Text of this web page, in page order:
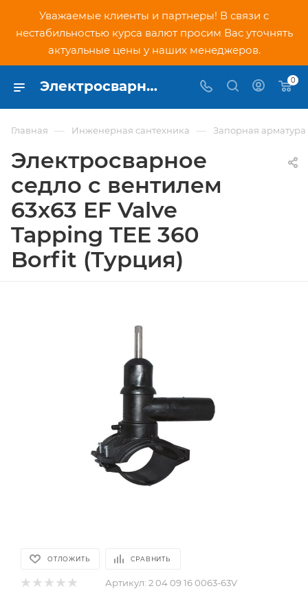
Уважаемые клиенты и партнеры! В связи с
нестабильностью курса валют просим Вас уточнять
актуальные цены у наших менеджеров.
Электросварное седло с вентилем 63х63 EF Valve Tapping TEE 360 Borfit (Турция) - купить по низкой цене в Москве, интернет-магазин PNDtech.ru 0
Главная — Инженерная сантехника — Запорная арматура
Электросварное
седло с вентилем
63х63 EF Valve
Tapping TEE 360
Borfit (Турция)
ОТЛОЖИТЬ СРАВНИТЬ
Артикул: 2 04 09 16 0063-63V